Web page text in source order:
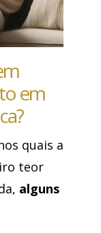
em
quais a
teor
alguns